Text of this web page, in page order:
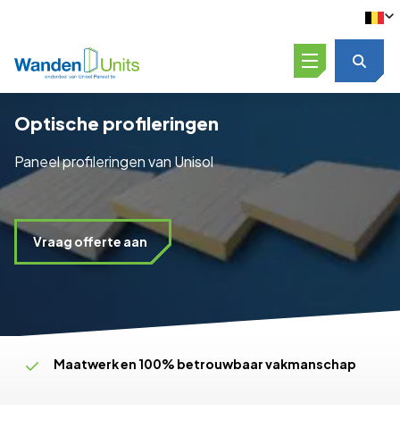
Open menu
Optische profileringen
Paneel profileringen van Unisol
Vraag offerte aan
Productie, levering én montage
Maatwerk en 100% betrouwbaar vakmanschap
Oplossingsgericht en flexibel schakelen